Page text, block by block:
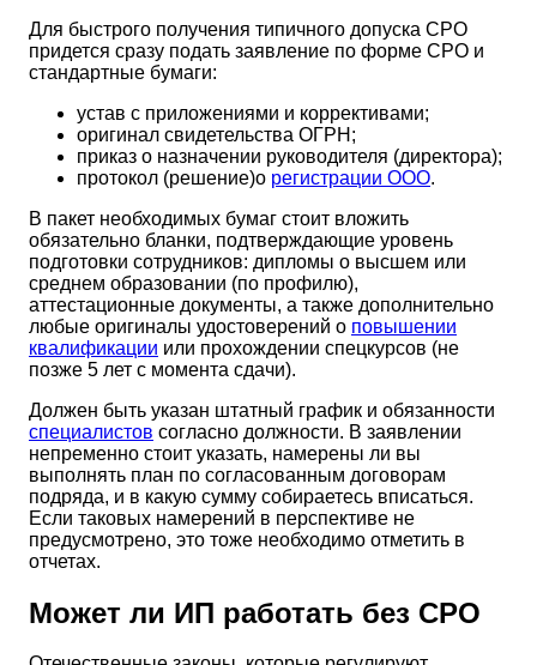
Для быстрого получения типичного допуска СРО
придется сразу подать заявление по форме СРО и
стандартные бумаги:
устав с приложениями и коррективами;
оригинал свидетельства ОГРН;
приказ о назначении руководителя (директора);
протокол (решение)о регистрации ООО.
В пакет необходимых бумаг стоит вложить
обязательно бланки, подтверждающие уровень
подготовки сотрудников: дипломы о высшем или
среднем образовании (по профилю),
аттестационные документы, а также дополнительно
любые оригиналы удостоверений о повышении
квалификации или прохождении спецкурсов (не
позже 5 лет с момента сдачи).
Должен быть указан штатный график и обязанности
специалистов согласно должности. В заявлении
непременно стоит указать, намерены ли вы
выполнять план по согласованным договорам
подряда, и в какую сумму собираетесь вписаться.
Если таковых намерений в перспективе не
предусмотрено, это тоже необходимо отметить в
отчетах.
Может ли ИП работать без СРО